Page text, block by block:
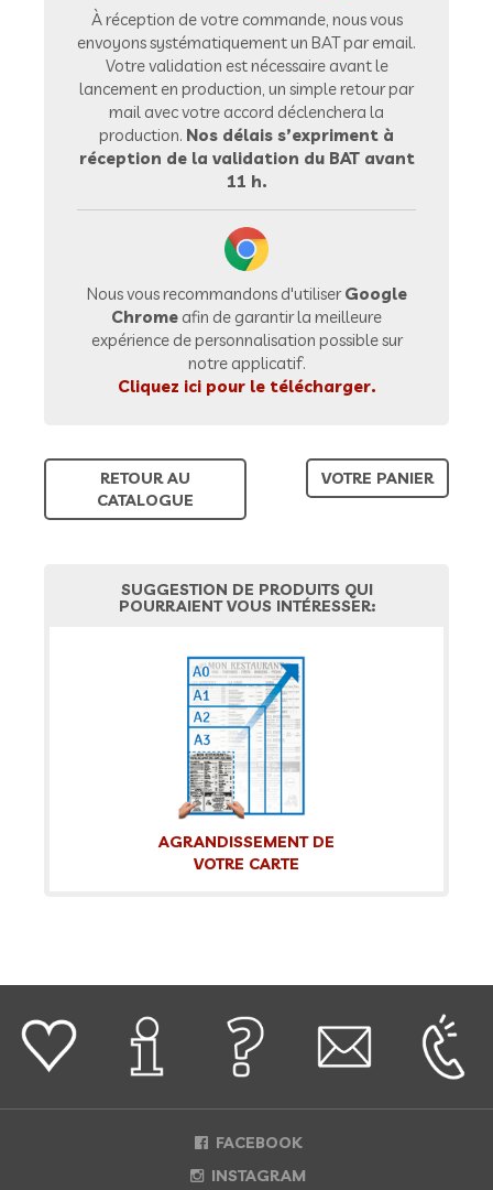
À réception de votre commande, nous vous
envoyons systématiquement un BAT par email.
Votre validation est nécessaire avant le
lancement en production, un simple retour par
mail avec votre accord déclenchera la
production. Nos délais s’expriment à
réception de la validation du BAT avant
11 h.
Nous vous recommandons d'utiliserGoogle
Chrome afin de garantir la meilleure
expérience de personnalisation possible sur
notre applicatif.
Cliquez ici pour le télécharger.
RETOUR AU
CATALOGUE
VOTRE PANIER
SUGGESTION DE PRODUITS QUI
POURRAIENT VOUS INTÉRESSER:
AGRANDISSEMENT DE
VOTRE CARTE
FACEBOOK
INSTAGRAM